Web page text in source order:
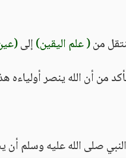
من( علم اليقين)إلى
من أن الله ينصر أولياءه
صلى الله عليه وسلم أن